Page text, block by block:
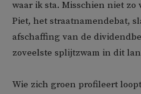
waar ik sta. Misschien niet
Piet, het straatnamendebat,
afschaffing van de
zoveelste splijtzwam in dit
Wie zich groen profileert